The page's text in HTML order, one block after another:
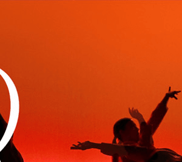
Menu
Ajoutez un logo, un bouton, des réseaux sociaux
Cliquez pour éditer